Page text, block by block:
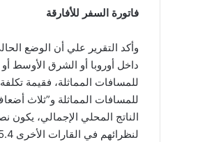
فاتورة السفر للأفارقة
وأكد التقرير علي أن الوضع
داخل أوروبا أو الشرق الأوسط
للمسافات المماثلة، فقيمة
للمسافات المماثلة و”ثلاث